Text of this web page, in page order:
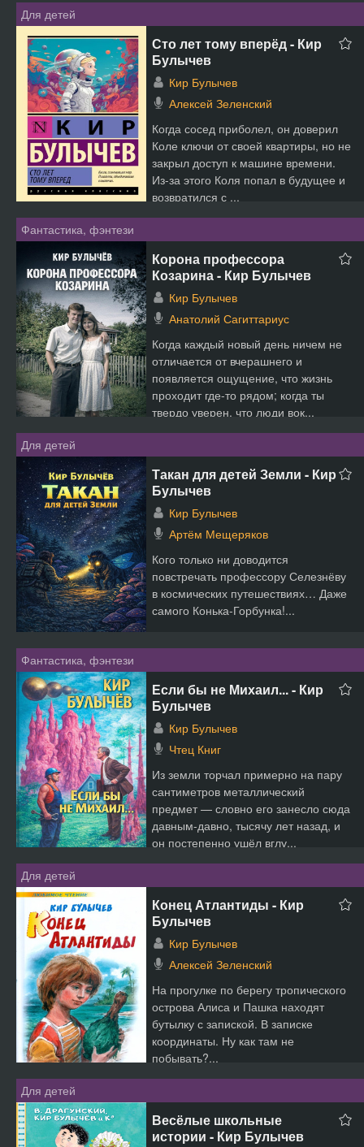
Для детей
Сто лет тому вперёд - Кир
Булычев
Кир Булычев
Алексей Зеленский
Когда сосед приболел, он доверил
Коле ключи от своей квартиры, но не
закрыл доступ к машине времени.
Из-за этого Коля попал в будущее и
возвратился с ...
Фантастика, фэнтези
Корона профессора
Козарина - Кир Булычев
Кир Булычев
Анатолий Сагиттариус
Когда каждый новый день ничем не
отличается от вчерашнего и
появляется ощущение, что жизнь
проходит где-то рядом; когда ты
твердо уверен, что люди вок...
Для детей
Такан для детей Земли - Кир
Булычев
Кир Булычев
Артём Мещеряков
Кого только ни доводится
повстречать профессору Селезнёву
в космических путешествиях… Даже
самого Конька-Горбунка!...
Фантастика, фэнтези
Если бы не Михаил... - Кир
Булычев
Кир Булычев
Чтец Книг
Из земли торчал примерно на пару
сантиметров металлический
предмет — словно его занесло сюда
давным-давно, тысячу лет назад, и
он постепенно ушёл вглу...
Для детей
Конец Атлантиды - Кир
Булычев
Кир Булычев
Алексей Зеленский
На прогулке по берегу тропического
острова Алиса и Пашка находят
бутылку с запиской. В записке
координаты. Ну как там не
побывать?...
Для детей
Весёлые школьные
истории - Кир Булычев